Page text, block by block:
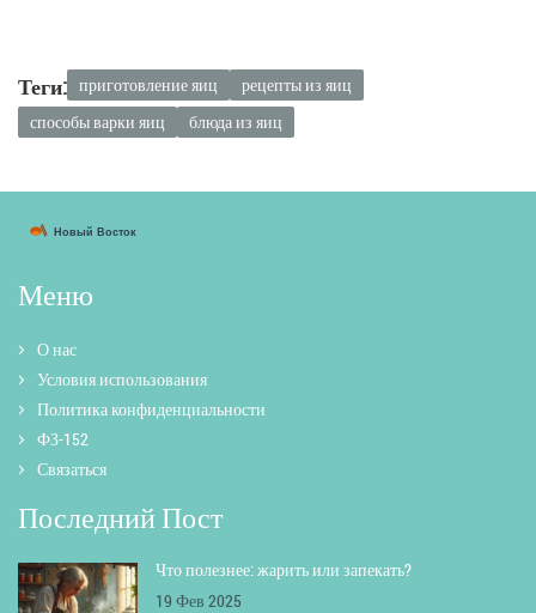
Теги: приготовление яиц
рецепты из яиц
способы варки яиц
блюда из яиц
Меню
О нас
Условия использования
Политика конфиденциальности
ФЗ-152
Связаться
Последний Пост
Что полезнее: жарить или запекать?
19 Фев 2025